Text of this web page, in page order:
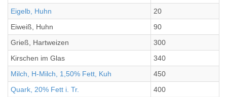
Eigelb, Huhn
20
Eiweiß, Huhn
90
Grieß, Hartweizen
300
Kirschen im Glas
340
Milch, H-Milch, 1,50% Fett, Kuh
450
Quark, 20% Fett i. Tr.
400